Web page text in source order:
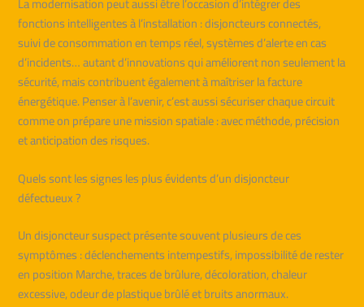
fonctions intelligentes à l’installation : disjoncteurs connectés,
suivi de consommation en temps réel, systèmes d’alerte en cas
d’incidents… autant d’innovations qui améliorent non seulement la
sécurité, mais contribuent également à maîtriser la facture
énergétique. Penser à l’avenir, c’est aussi sécuriser chaque circuit
comme on prépare une mission spatiale : avec méthode, précision
et anticipation des risques.
Quels sont les signes les plus évidents d’un disjoncteur
défectueux ?
Un disjoncteur suspect présente souvent plusieurs de ces
symptômes : déclenchements intempestifs, impossibilité de rester
en position Marche, traces de brûlure, décoloration, chaleur
excessive, odeur de plastique brûlé et bruits anormaux.